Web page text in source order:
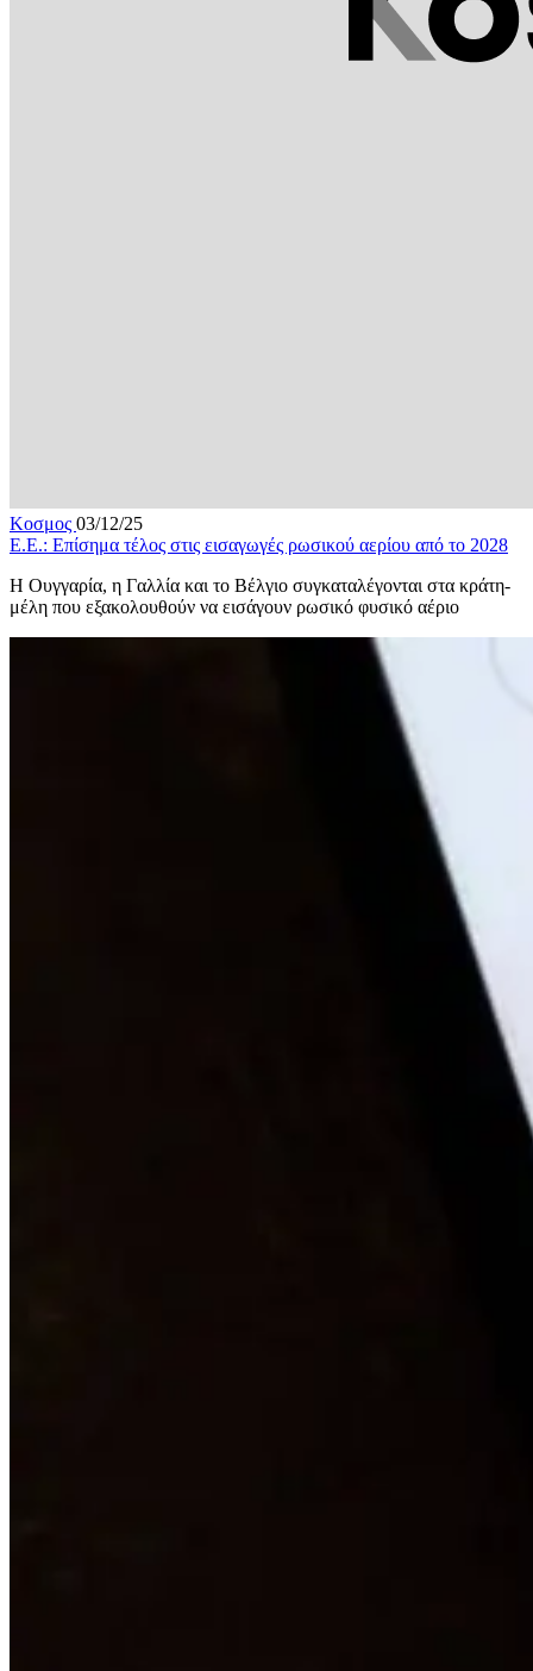
Κοσμος 03/12/25
Ε.Ε.: Επίσημα τέλος στις εισαγωγές ρωσικού αερίου από το 2028
Η Ουγγαρία, η Γαλλία και το Βέλγιο συγκαταλέγονται στα κράτη-
μέλη που εξακολουθούν να εισάγουν ρωσικό φυσικό αέριο